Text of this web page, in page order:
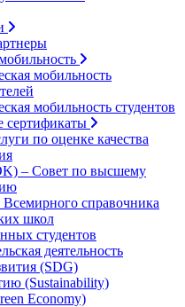
мобильность
мобильность студентов
по оценке качества
– Совет по высшему
справочника
школ
студентов
деятельность
(SDG)
(Sustainability)
Economy)